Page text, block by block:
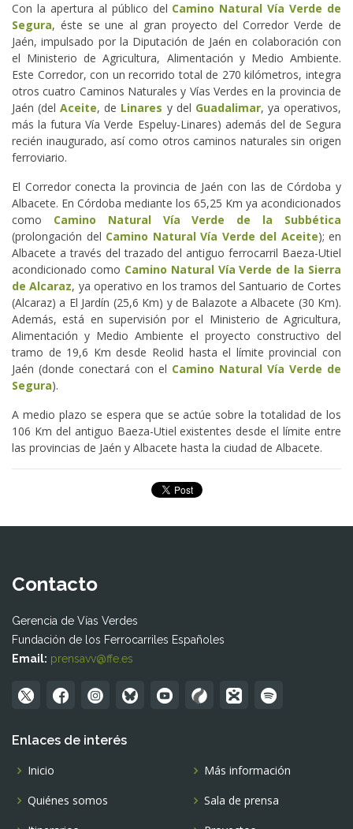
Con la apertura al público del Camino Natural Vía Verde de
Segura, éste se une al gran proyecto del Corredor Verde de
Jaén, impulsado por la Diputación de Jaén en colaboración con
el Ministerio de Agricultura, Alimentación y Medio Ambiente.
Este Corredor, con un recorrido total de 270 kilómetros, integra
otros cuatro Caminos Naturales y Vías Verdes en la provincia de
Jaén (delAceite, de Linares y del Guadalimar, ya operativos,
más la futura Vía Verde Espeluy-Linares) además del de Segura
recién inaugurado, así como otros caminos naturales sin origen
ferroviario.
El Corredor conecta la provincia de Jaén con las de Córdoba y
Albacete. En Córdoba mediante los 65,25 Km ya acondicionados
como Camino Natural Vía Verde de la Subbética
(prolongación del Camino Natural Vía Verde del Aceite); en
Albacete a través del trazado del antiguo ferrocarril Baeza-Utiel
acondicionado como Camino Natural Vía Verde de la Sierra
de Alcaraz, ya operativo en los tramos del Santuario de Cortes
(Alcaraz) a El Jardín (25,6 Km) y de Balazote a Albacete (30 Km).
Además, está en supervisión por el Ministerio de Agricultura,
Alimentación y Medio Ambiente el proyecto constructivo del
tramo de 19,6 Km desde Reolid hasta el límite provincial con
Jaén (donde conectará con el Camino Natural Vía Verde de
Segura).
A medio plazo se espera que se actúe sobre la totalidad de los
106 Km del antiguo Baeza-Utiel existentes desde el límite entre
las provincias de Jaén y Albacete hasta la ciudad de Albacete.
Contacto
Gerencia de Vías Verdes
Fundación de los Ferrocarriles Españoles
Email: prensavv@ffe.es
Enlaces de interés
Inicio
Quiénes somos
Más información
Sala de prensa